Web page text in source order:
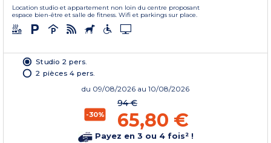
Location studio et appartement non loin du centre proposant
espace bien-être et salle de fitness. Wifi et parkings sur place.
Studio 2 pers.
2 pièces 4 pers.
du 09/08/2026 au 10/08/2026
-30%
94 €
65,80 €
Payez en 3 ou 4 fois² !